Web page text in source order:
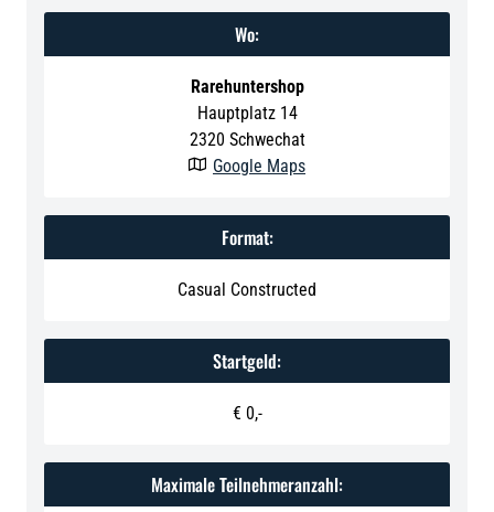
Wo:
Rarehuntershop
Hauptplatz 14
2320 Schwechat
 Google Maps
Format:
Casual Constructed
Startgeld:
€ 0,-
Maximale Teilnehmeranzahl: